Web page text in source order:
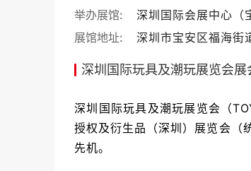
举办展馆:
深圳国际会展中心（
展馆地址:
深圳市宝安区福海街
深圳国际玩具及潮玩展览会展
深圳国际玩具及潮玩展览会（
授权及衍生品（深圳）展览会（
先机。